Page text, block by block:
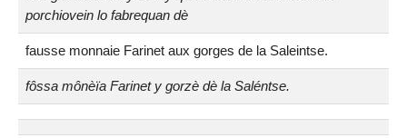
porchiovein lo fabrequan dè
fausse monnaie Farinet aux gorges de la Saleintse.
fôssa mônèïa Farinet y gorzè dè la Saléntse.